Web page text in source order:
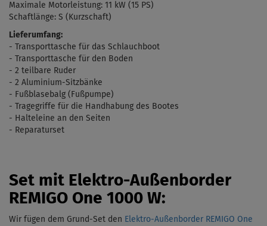
Maximale Motorleistung: 11 kW (15 PS)
Schaftlänge: S (Kurzschaft)
Lieferumfang:
- Transporttasche für das Schlauchboot
- Transporttasche für den Boden
- 2 teilbare Ruder
- 2 Aluminium-Sitzbänke
- Fu ßblasebalg ( Fußpumpe)
- Tragegriffe für die Handhabung des Bootes
- Halteleine an den Seiten
- Reparaturset
Set mit Elektro-Außenborder
REMIGO One 1000 W:
Wir fügen dem Grund-Set den Elektro-Außenborder REMIGO One